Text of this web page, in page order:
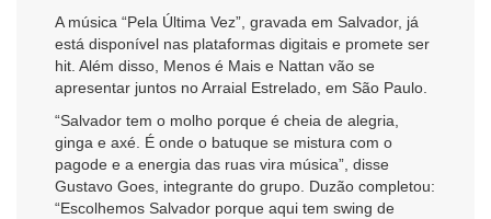
A música “Pela Última Vez”, gravada em Salvador, já
está disponível nas plataformas digitais e promete ser
hit. Além disso, Menos é Mais e Nattan vão se
apresentar juntos no Arraial Estrelado, em São Paulo.
“Salvador tem o molho porque é cheia de alegria,
ginga e axé. É onde o batuque se mistura com o
pagode e a energia das ruas vira música”, disse
Gustavo Goes, integrante do grupo. Duzão completou:
“Escolhemos Salvador porque aqui tem swing de